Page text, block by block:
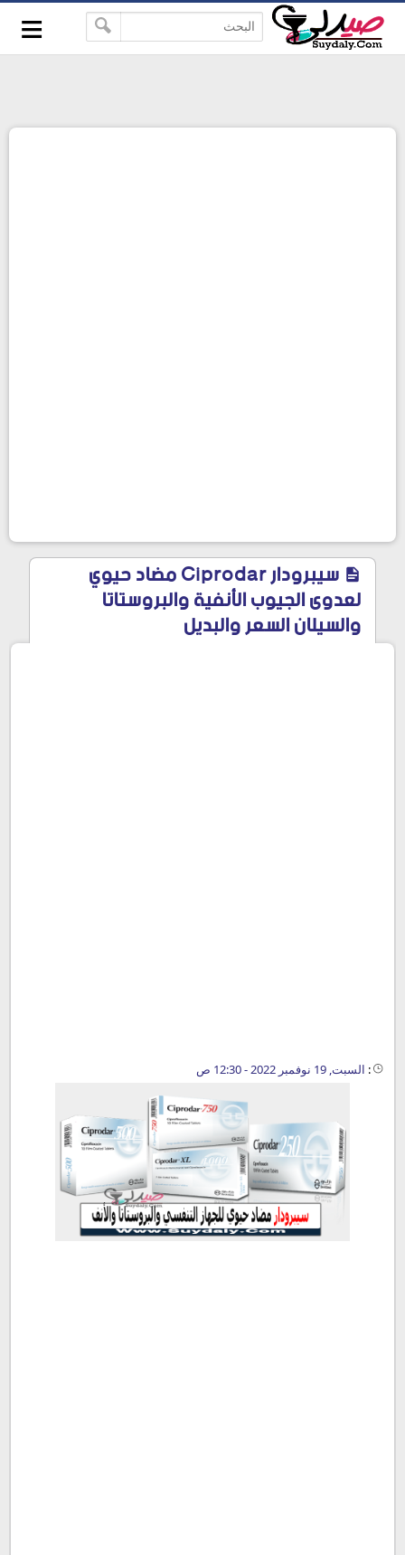
-->
google-site-verification=pbBDctPvwZJkSEHg2-
vmZ_yu86_9u3jQJgGN9H2FF9w
≡
سيبرودار Ciprodar مضاد حيوي
لعدوى الجيوب الأنفية والبروستاتا
والسيلان السعر والبديل
: السبت, 19 نوفمبر 2022 - 12:30 ص